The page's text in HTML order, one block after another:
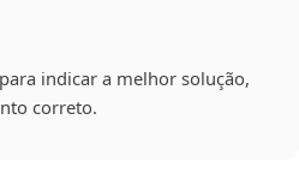
indicar a melhor solução,
correto.